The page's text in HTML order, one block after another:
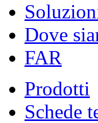
Dove
FAR
Prodotti
Schede